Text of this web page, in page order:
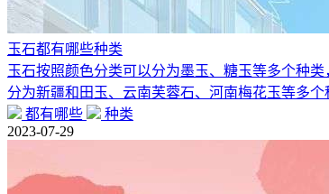
玉石都有哪些种类
玉石按照颜色分类可以分为墨玉、糖玉等多个种
分为新疆和田玉、云南芙蓉石、河南梅花玉等多
都有哪些
种类
2023-07-29